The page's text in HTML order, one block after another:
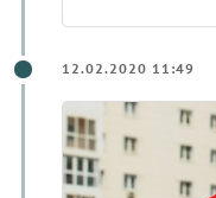
12.02.2020 11:49